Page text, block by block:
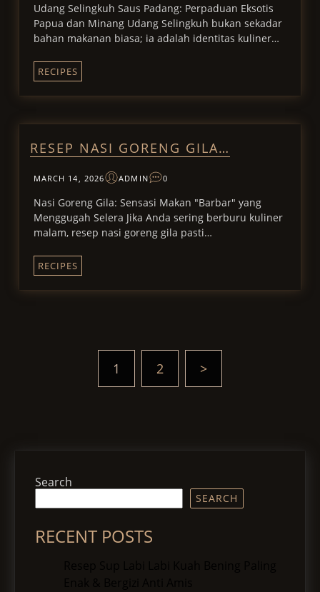
Udang Selingkuh Saus Padang: Perpaduan Eksotis
Papua dan Minang Udang Selingkuh bukan sekadar
bahan makanan biasa; ia adalah identitas kuliner…
RECIPES
RESEP NASI GORENG GILA…
MARCH 14, 2026 ADMIN 0
Nasi Goreng Gila: Sensasi Makan "Barbar" yang
Menggugah Selera Jika Anda sering berburu kuliner
malam, resep nasi goreng gila pasti…
RECIPES
1 2 >
Search
SEARCH
RECENT POSTS